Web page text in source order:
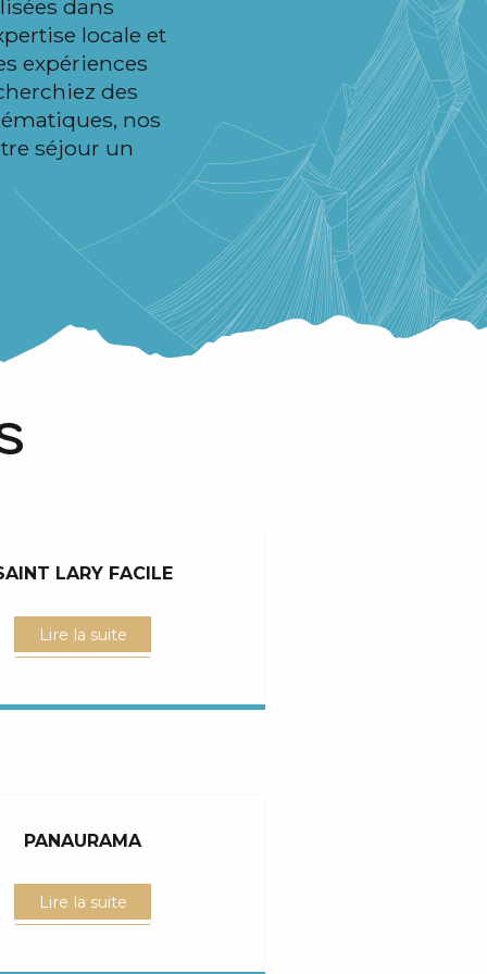
dans
locale et
expériences
des
nos
séjour un
LARY FACILE
Lire la suite
PANAURAMA
Lire la suite